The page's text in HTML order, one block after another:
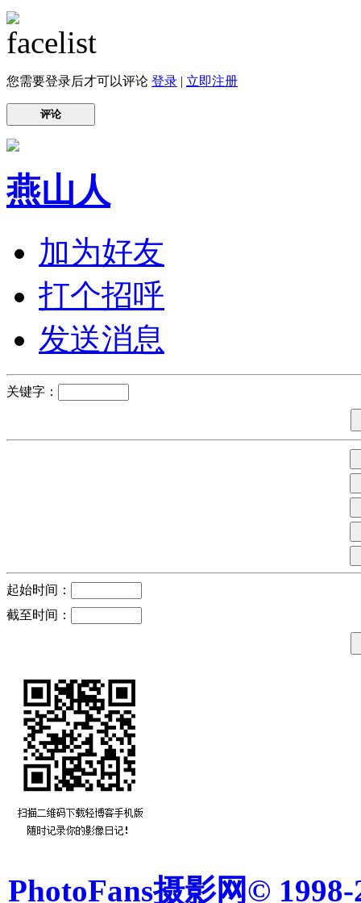
您需要登录后才可以评论 登录 | 立即注册
评论
燕山人
加为好友
打个招呼
发送消息
关键字：
起始时间：
截至时间：
PhotoFans摄影网© 1998-